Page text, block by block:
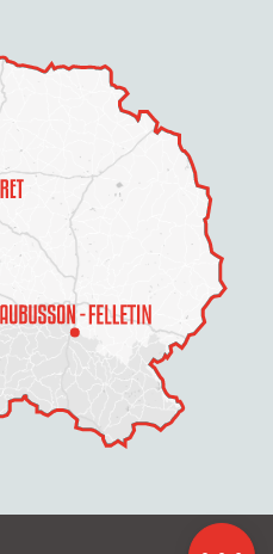
Prestations
Contacter par
email